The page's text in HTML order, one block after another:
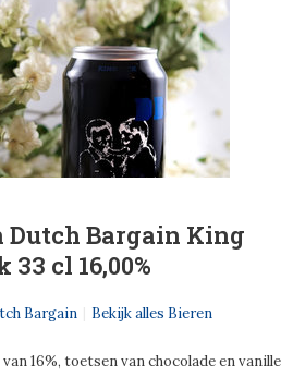
Dutch Bargain King
cl 16,00%
Bargain Bekijk alles Bieren
16%, toetsen van chocolade en vanille